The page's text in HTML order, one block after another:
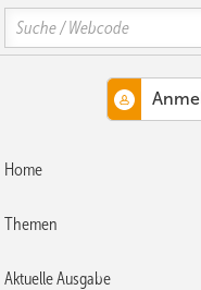
Wärmepumpe
Search
Home
Themen
Aktuelle Ausgabe